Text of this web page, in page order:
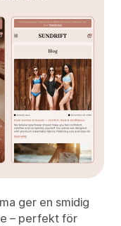
ger en smidig
– perfekt för